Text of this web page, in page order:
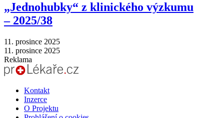
„Jednohubky“ z klinického výzkumu
–⁠ 2025/38
11. prosince 2025
11. prosince 2025
Reklama
Kontakt
Inzerce
O Projektu